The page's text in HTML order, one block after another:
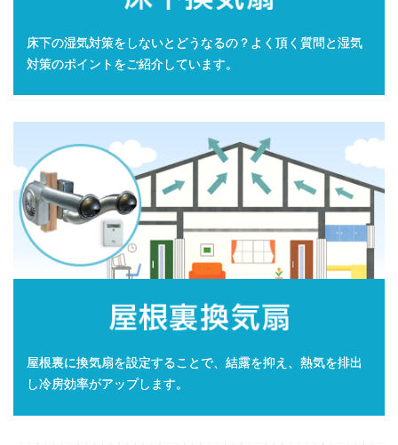
床下の湿気対策をしないとどうなるの？よく頂く質問と湿気
対策のポイントをご紹介しています。
屋根裏に換気扇を設定することで、結露を抑え、熱気を排出
し冷房効率がアップします。